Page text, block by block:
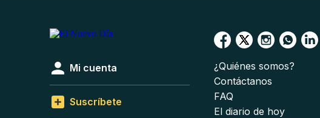
Mi cuenta
Suscríbete
¿Quiénes somos?
Contáctanos
FAQ
El diario de hoy